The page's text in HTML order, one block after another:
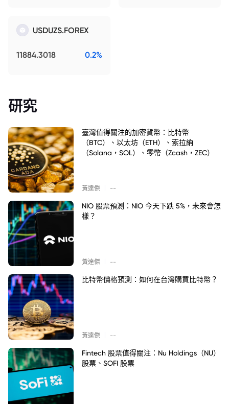
USDUZS.FOREX
11884.3018 0.2%
研究
臺灣值得關注的加密貨幣：比特幣
（BTC）、以太坊（ETH）、索拉納
（Solana，SOL）、零幣（Zcash，ZEC）
黃達傑 --
NIO 股票預測：NIO 今天下跌 5%，未來會怎
樣？
黃達傑 --
比特幣價格預測：如何在台灣購買比特幣？
黃達傑 --
Fintech 股票值得關注：Nu Holdings（NU）
股票、SOFI 股票